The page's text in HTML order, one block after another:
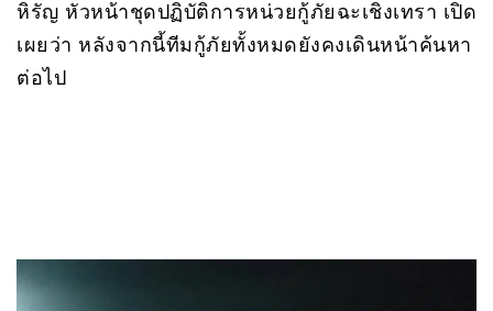
หิรัญ หัวหน้าชุดปฏิบัติการหน่วยกู้ภัยฉะเชิงเทรา เปิด
เผยว่า หลังจากนี้ทีมกู้ภัยทั้งหมดยังคงเดินหน้าค้นหา
ต่อไป